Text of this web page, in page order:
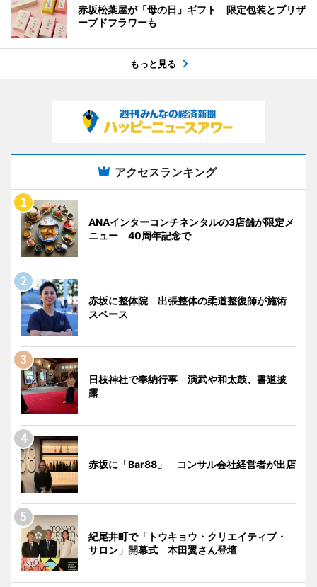
赤坂松葉屋が「母の日」ギフト 限定包装とプリザ
ーブドフラワーも
もっと見る
アクセスランキング
ANAインターコンチネンタルの3店舗が限定メ
ニュー 40周年記念で
赤坂に整体院 出張整体の柔道整復師が施術
スペース
日枝神社で奉納行事 演武や和太鼓、書道披
露
赤坂に「Bar88」 コンサル会社経営者が出店
紀尾井町で「トウキョウ・クリエイティブ・
サロン」開幕式 本田翼さん登壇